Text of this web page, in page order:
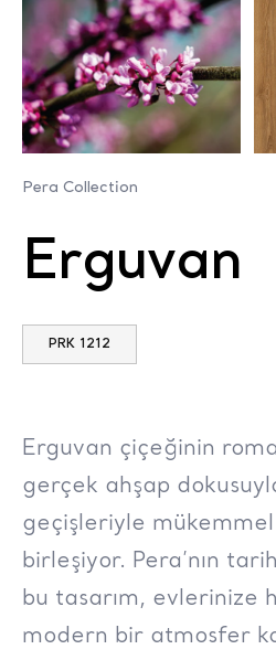
Pera Collection
Erguvan
PRK 1212
Erguvan çiçeğinin
gerçek ahşap
geçişleriyle
birleşiyor. Pera’nın
bu tasarım, evlerinize
modern bir atmosfer